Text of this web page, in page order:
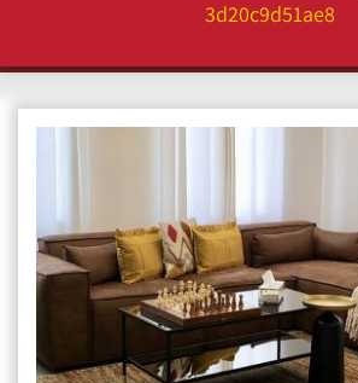
3d20c9d51ae8